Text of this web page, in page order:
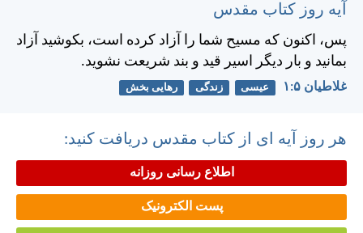
آیه روز کتاب مقدس
پس، اكنون كه مسيح شما را آزاد كرده است، بكوشيد آزاد
بمانيد و بار ديگر اسير قيد و بند شريعت نشويد.
غلاطيان ۵:‏۱ عیسی زندگی رهایی بخش
هر روز آیه ای از کتاب مقدس دریافت کنید:
اطلاع رسانی روزانه
پست الکترونیک